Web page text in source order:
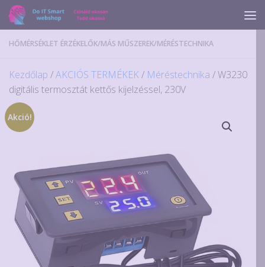
Skip to content
HŐMÉRSÉKLET ÉRZÉKELŐK/MÁS MŰSZEREK/MÉRÉSTECHNIKA
Kezdőlap /AKCIÓS TERMÉKEK/ Méréstechnika / W3230
digitális termosztát kettős kijelzéssel, 230V
Akció!